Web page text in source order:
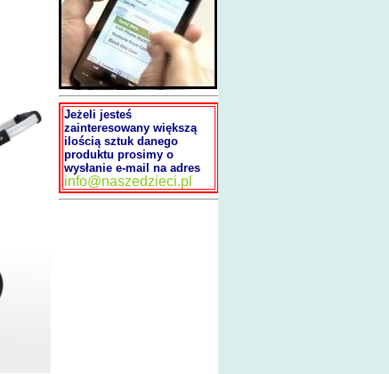
Jeżeli jesteś
zainteresowany większą
ilością sztuk danego
produktu prosimy o
wysłanie e-mail na adres
info@naszedzieci.pl